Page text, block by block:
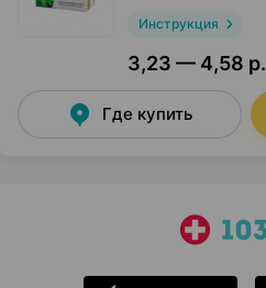
Инструкция
3,23 — 4,58 р.
Где купить